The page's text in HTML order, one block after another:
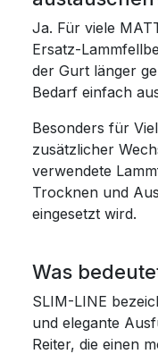
Ja. Für viele
Ersatz-
der Gurt länger
Bedarf einfach
Besonders für
zusätzlicher
verwendete
Trocknen und
eingesetzt wird.
Was
SLIM-LINE
und elegante
Reiter, die einen